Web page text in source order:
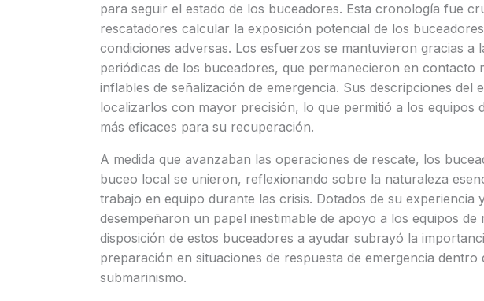
para seguir el estado de los buceadores. Esta cronología fue
rescatadores calcular la exposición potencial de los
condiciones adversas. Los esfuerzos se mantuvieron gracias a
periódicas de los buceadores, que permanecieron en contacto
inflables de señalización de emergencia. Sus descripciones del
localizarlos con mayor precisión, lo que permitió a los equipos
más eficaces para su recuperación.
A medida que avanzaban las operaciones de rescate, los
buceo local se unieron, reflexionando sobre la naturaleza
trabajo en equipo durante las crisis. Dotados de su experiencia
desempeñaron un papel inestimable de apoyo a los equipos de
disposición de estos buceadores a ayudar subrayó la
preparación en situaciones de respuesta de emergencia dentro
submarinismo.